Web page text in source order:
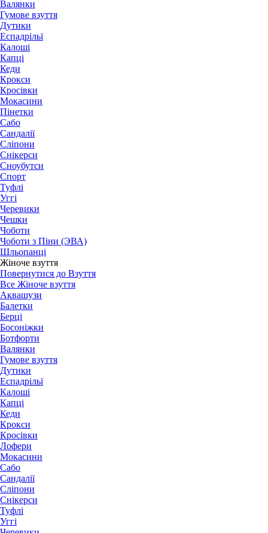
Валянки
Гумове взуття
Дутики
Еспадрільї
Калоші
Капці
Кеди
Крокси
Кросівки
Мокасини
Пінетки
Сабо
Сандалії
Сліпони
Снікерси
Сноубутси
Спорт
Туфлі
Уггі
Черевики
Чешки
Чоботи
Чоботи з Піни (ЭВА)
Шльопанці
Жіноче взуття
Повернутися до Взуття
Все Жіноче взуття
Аквашузи
Балетки
Берці
Босоніжки
Ботфорти
Валянки
Гумове взуття
Дутики
Еспадрільї
Калоші
Капці
Кеди
Крокси
Кросівки
Лофери
Мокасини
Сабо
Сандалії
Сліпони
Снікерси
Туфлі
Уггі